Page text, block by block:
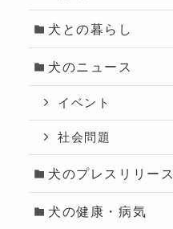
犬との暮らし
犬のニュース
イベント
社会問題
犬のプレスリリース
犬の健康・病気